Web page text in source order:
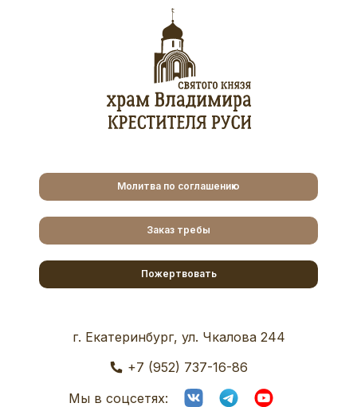
Молитва по соглашению
Заказ требы
Пожертвовать
г. Екатеринбург, ул. Чкалова 244
+7 (952) 737-16-86
Мы в соцсетях: